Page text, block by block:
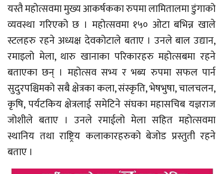
यस्तै महोत्सवमा मुख्य आकर्षकका रुपमा लामितालमा डुंगाको
व्यवस्था गरिएको छ । महोत्सवमा १५० ओटा बभिन्न खाले
स्टलहरु रहने अध्यक्ष देवकोटाले बताए । उनले बाल उद्यान,
रमाइलो मेला, थारु खानाका परिकारहरु महोत्सबमा रहने
बताएका छन् । महोत्सव सभ्य र भब्य रुपमा सफल पार्न
सुदुरपश्चिमको सबै क्षेत्रका कला, संस्कृति, भेषभुषा, चालचलन,
कृषि, पर्यटकिय क्षेत्रलाई समेटिने संघका महासचिब यज्ञराज
जोशीले बताए । उनले रमाईलो मेला सहित महोत्सवमा
स्थानिय तथा राष्ट्रिय कलाकारहरुको बेजोड प्रस्तुती रहने
बताए ।